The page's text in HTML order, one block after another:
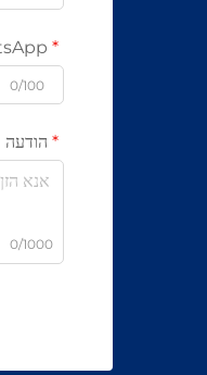
0/100
הודעה
0/1000